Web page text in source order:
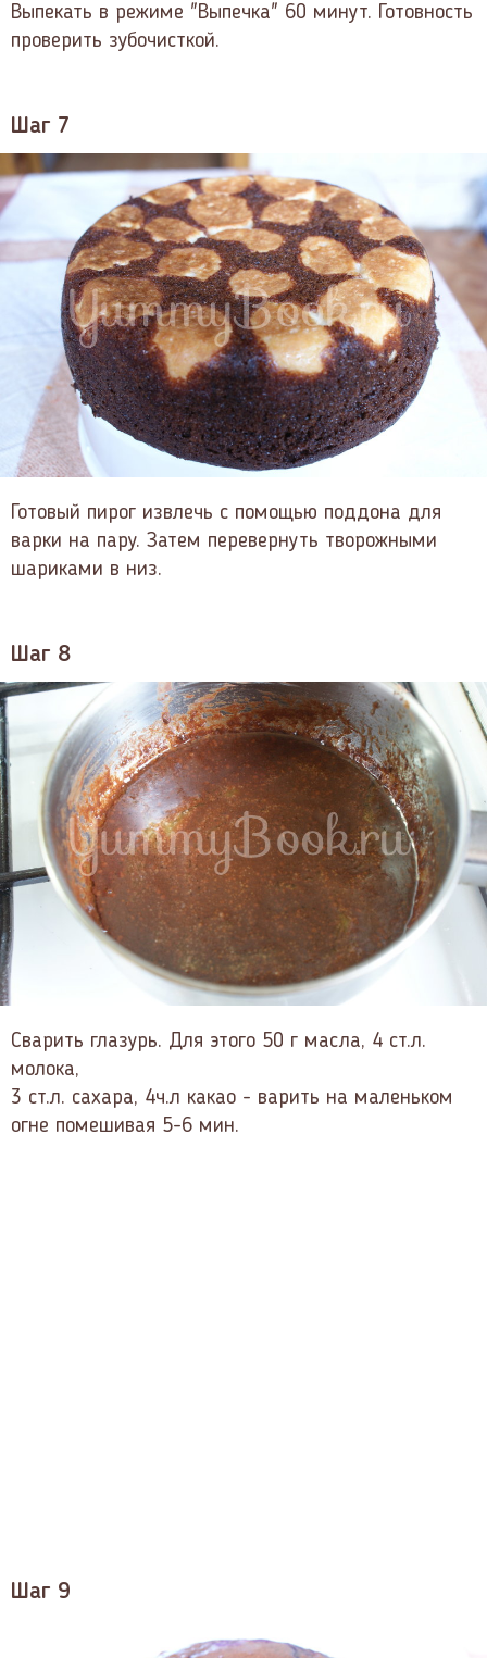
Выпекать в режиме "Выпечка" 60 минут. Готовность
проверить зубочисткой.
Шаг 7
Готовый пирог извлечь с помощью поддона для
варки на пару. Затем перевернуть творожными
шариками в низ.
Шаг 8
Сварить глазурь. Для этого 50 г масла, 4 ст.л.
молока,
3 ст.л. сахара, 4ч.л какао - варить на маленьком
огне помешивая 5-6 мин.
Шаг 9